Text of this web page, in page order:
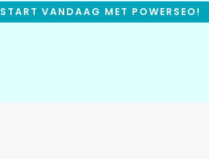
START VANDAAG MET POWERSEO!